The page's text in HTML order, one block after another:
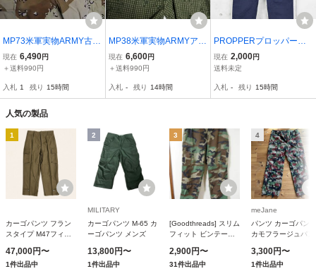
MP73米軍実物ARMY古着
カーゴパンツ6Cチョコチ
ップSミリタリーパンツ迷
ROUSERSコンバットCO
現在 6,490円
＋送料990円
入札 1 残り 15時間
MP38米軍実物ARMYアメ
リカ古着オーバーパンツ8
0’SビンテージXSナイト
迷彩コンバットパンツTR
現在 6,600円
＋送料990円
入札 - 残り 14時間
PROPPERプロッパー◆
リップストップ 6ポケッ
ト カーゴパンツ◆ネイビ
現在 2,000円
送料未定
入札 - 残り 15時間
人気の製品
1
カーゴパンツ フラン
スタイプ M47フィー
ンズ レディース
47,000円〜
1件出品中
2
MILITARY
カーゴパンツ M-65 カ
ーゴパンツ メンズ
13,800円〜
1件出品中
3
[Goodthreads] スリム
フィット ビンテージ
カモフラージュ
W34/L32
2,900円〜
31件出品中
4
meJane
パンツ カーゴパンツ
カモフラージュパン
3,300円〜
1件出品中